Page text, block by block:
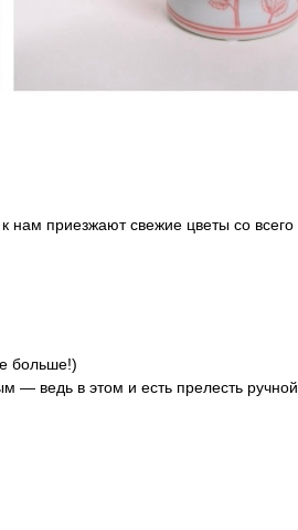
приезжают свежие цветы со всего
больше!)
— ведь в этом и есть прелесть